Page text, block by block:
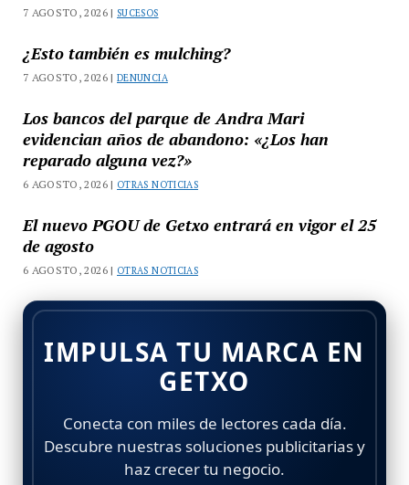
7 AGOSTO, 2026 | SUCESOS
¿Esto también es mulching?
7 AGOSTO, 2026 |DENUNCIA
Los bancos del parque de Andra Mari
evidencian años de abandono: «¿Los han
reparado alguna vez?»
6 AGOSTO, 2026 | OTRAS NOTICIAS
El nuevo PGOU de Getxo entrará en vigor el 25
de agosto
6 AGOSTO, 2026 | OTRAS NOTICIAS
IMPULSA TU MARCA EN
GETXO
Conecta con miles de lectores cada día.
Descubre nuestras soluciones publicitarias y
haz crecer tu negocio.